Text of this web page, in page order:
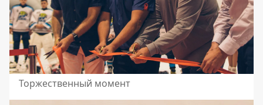
Торжественный момент